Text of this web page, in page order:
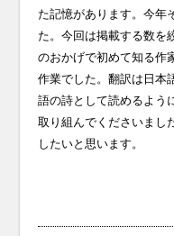
た記憶があります。今年
た。今回は掲載する数を
のおかげで初めて知る作
作業でした。翻訳は日本
語の詩として読めるよう
取り組んでくださいまし
したいと思います。